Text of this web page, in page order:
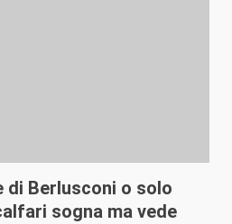
di Berlusconi o solo
sogna ma vede